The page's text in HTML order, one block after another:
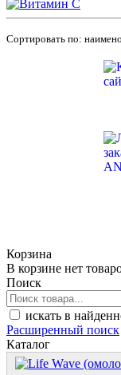
Сортировать по:
Корзина
В корзине нет
Поиск
искать в
Расширенный поиск
Каталог